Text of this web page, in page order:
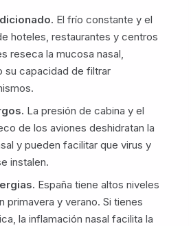
El frío constante y el
hoteles, restaurantes y centros
reseca la mucosa nasal,
su capacidad de filtrar
La presión de cabina y el
de los aviones deshidratan la
y pueden facilitar que virus y
instalen.
España tiene altos niveles
primavera y verano. Si tienes
la inflamación nasal facilita la